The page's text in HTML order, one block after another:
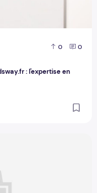
0 0
: l'expertise en